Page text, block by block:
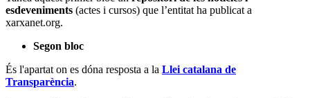
esdeveniments (actes i cursos) que l’entitat ha publicat a
xarxanet.org.
Segon bloc
És l'apartat on es dóna resposta a la Llei catalana de
Transparència.